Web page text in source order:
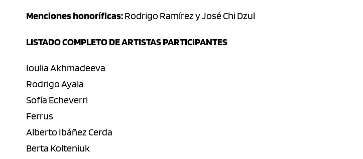
Menciones honoríficas:Rodrigo Ramírez y José Chi Dzul
LISTADO COMPLETO DE ARTISTAS PARTICIPANTES
Ioulia Akhmadeeva
Rodrigo Ayala
Sofía Echeverri
Ferrus
Alberto Ibáñez Cerda
Berta Kolteniuk